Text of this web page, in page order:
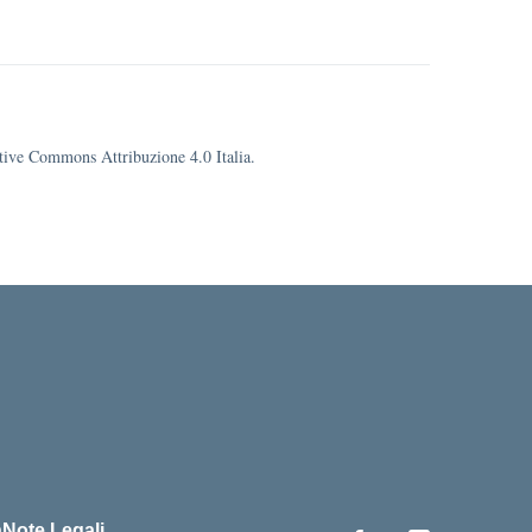
Commons Attribuzione 4.0 Italia.